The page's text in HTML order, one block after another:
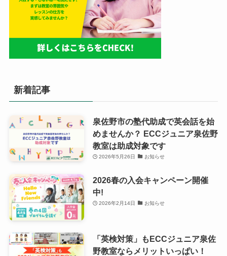
新着記事
泉佐野市の塾代助成で英会話を始
めませんか？ ECCジュニア泉佐野
教室は助成対象です
2026年5月26日 お知らせ
2026春の入会キャンペーン開催
中!
2026年2月14日 お知らせ
「英検対策」もECCジュニア泉佐
野教室ならメリットいっぱい！